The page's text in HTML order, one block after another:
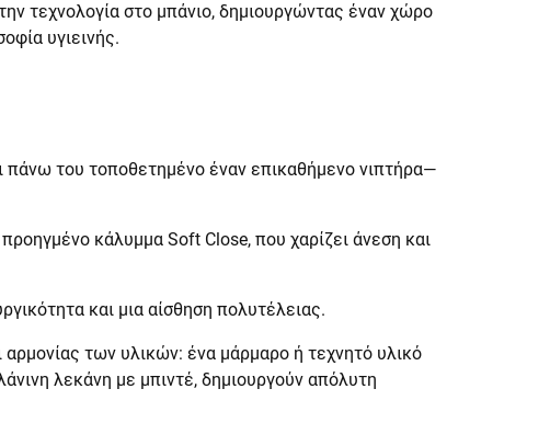
τεχνολογία στο μπάνιο, δημιουργώντας έναν χώρο
υγιεινής.
του τοποθετημένο έναν επικαθήμενο νιπτήρα—
κάλυμμα Soft Close, που χαρίζει άνεση και
και μια αίσθηση πολυτέλειας.
των υλικών: ένα μάρμαρο ή τεχνητό υλικό
λεκάνη με μπιντέ, δημιουργούν απόλυτη